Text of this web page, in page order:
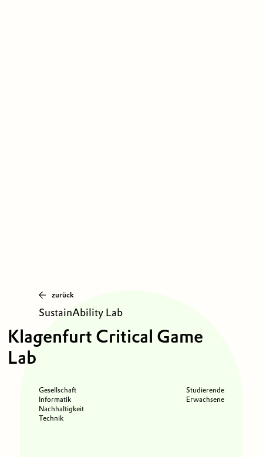
zurück
SustainAbility Lab
Klagenfurt Critical Game
Lab
Gesellschaft
Informatik
Nachhaltigkeit
Technik
Studierende
Erwachsene